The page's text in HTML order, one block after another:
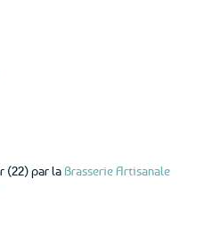
(22) par la Brasserie Artisanale